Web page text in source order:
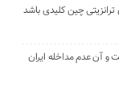
ترانزیتی چین کلیدی باشد
و آن عدم مداخله ایران